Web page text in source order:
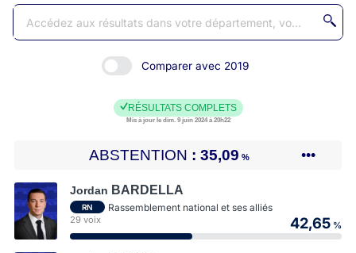
Comparer avec 2019
RÉSULTATS COMPLETS
Mis à jour le dim. 9 juin 2024 à 20h22
ABSTENTION 35,09 % •••
Jordan BARDELLA
RN Rassemblement national et ses alliés
29 voix 42,65 %